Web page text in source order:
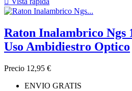
Raton Inalambrico Ngs
Uso Ambidiestro Optico
Precio 12,95 €
ENVIO GRATIS